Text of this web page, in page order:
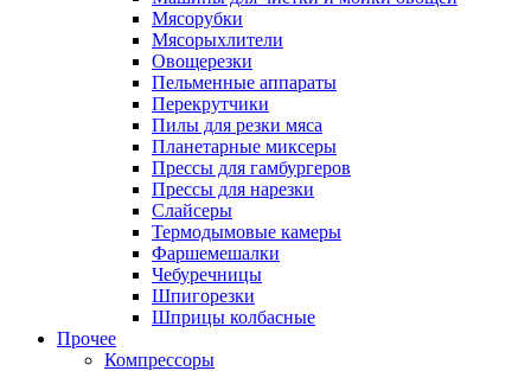
Мясорубки
Мясорыхлители
Овощерезки
Пельменные аппараты
Перекрутчики
Пилы для резки мяса
Планетарные миксеры
Прессы для гамбургеров
Прессы для нарезки
Слайсеры
Термодымовые камеры
Фаршемешалки
Чебуречницы
Шпигорезки
Шприцы колбасные
Прочее
Компрессоры